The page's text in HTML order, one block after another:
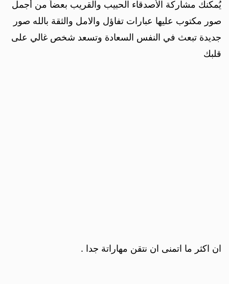
يُمكنك مشاركة الأصدقاء الحبيب والقريب بعضاً من أجمل
صور مكتوب عليها عبارات تفاؤل والامل والثقة بالله صور
جديدة تبعث في النفس السعادة وتسعد شخص غالي على
قلبك
ان اكثر ما اتمنى ان نتقن مهاراتة جدا .